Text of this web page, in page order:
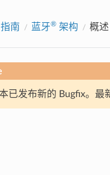
南 蓝牙®架构 概述
已发布新的 Bugfix。最